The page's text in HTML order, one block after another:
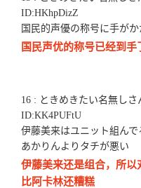
ID:HKhpDizZ
国民的声優の称号に手が
国民声优的称号已经到手
16 : ときめきたい名無しさ
ID:KK4PUFtU
伊藤美来はユニット組ん
あかりんよりタチが悪い
伊藤美来还是组合，所以
比阿卡林还糟糕